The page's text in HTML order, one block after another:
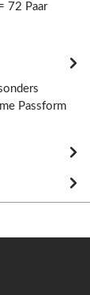
72 Paar
Passform